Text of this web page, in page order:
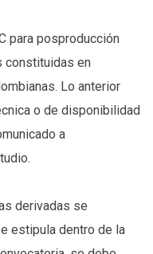
para posproducción
constituidas en
Lo anterior
o de disponibilidad
a
derivadas se
estipula dentro de la